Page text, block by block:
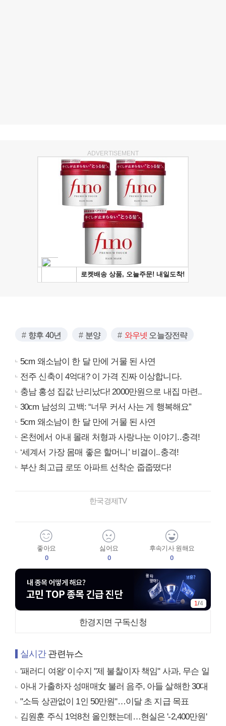
ADVERTISEMENT
향후 40년 분양 와우넷 오늘장전략
5cm 왜소남이 한 달 만에 거물 된 사연
전주 신축이 4억대? 이 가격 진짜 이상합니다.
충남 홍성 집값 난리났다! 2000만원으로 내집 마련..
30cm 남성의 고백: “너무 커서 사는 게 행복해요”
5cm 왜소남이 한 달 만에 거물 된 사연
온천에서 아내 몰래 처형과 사랑나눈 이야기..충격!
‘세계서 가장 몸매 좋은 할머니’ 비결이..충격!
부산 최고급 로또 아파트 선착순 줍줍떴다!
한국경제TV
좋아요
0
싫어요
0
후속기사 원해요
0
1/4
한경지면 구독신청
실시간관련뉴스
'패러디 여왕' 이수지 "제 불찰이자 책임" 사과, 무슨 일
아내 가출하자 성매매女 불러 음주, 아들 살해한 30대
"소득 상관없이 1인 50만원"…이달 초 지급 목표
김원훈 주식 1억8천 올인했는데…현실은 '-2,400만원'